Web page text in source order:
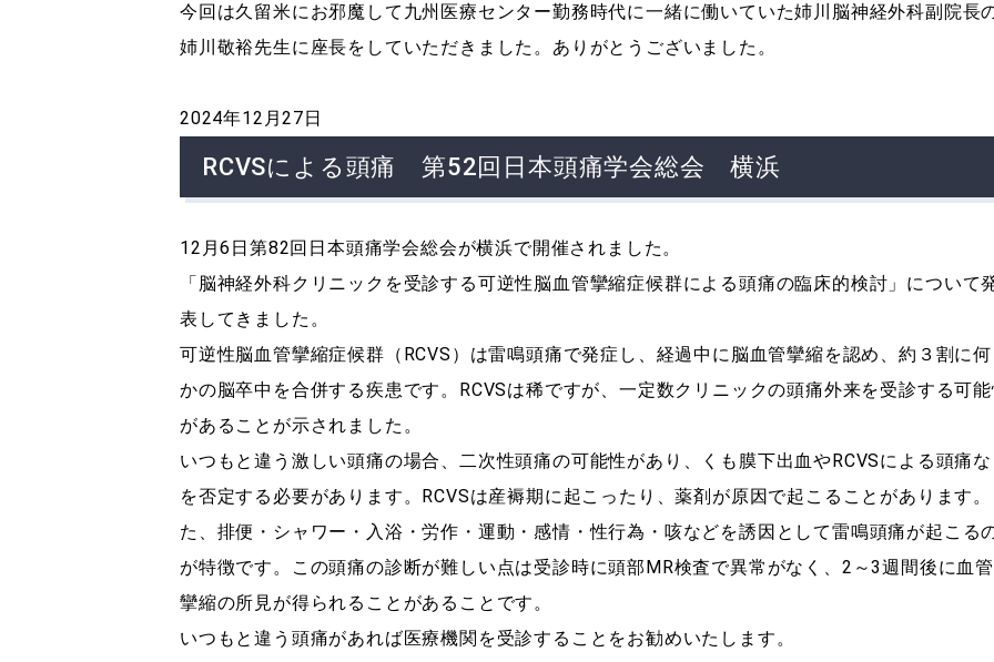
今回は久留米にお邪魔して九州医療センター勤務時代に一緒に働いていた姉川脳神経外科副院長
姉川敬裕先生に座長をしていただきました。ありがとうございました。
2024年12月27日
RCVSによる頭痛 第52回日本頭痛学会総会 横浜
12月6日第82回日本頭痛学会総会が横浜で開催されました。
「脳神経外科クリニックを受診する可逆性脳血管攣縮症候群による頭痛の臨床的検討」について
表してきました。
可逆性脳血管攣縮症候群（RCVS）は雷鳴頭痛で発症し、経過中に脳血管攣縮を認め、約３割に何
かの脳卒中を合併する疾患です。RCVSは稀ですが、一定数クリニックの頭痛外来を受診する可能
があることが示されました。
いつもと違う激しい頭痛の場合、二次性頭痛の可能性があり、くも膜下出血やRCVSによる頭痛
を否定する必要があります。RCVSは産褥期に起こったり、薬剤が原因で起こることがあります。
た、排便・シャワー・入浴・労作・運動・感情・性行為・咳などを誘因として雷鳴頭痛が起こる
が特徴です。この頭痛の診断が難しい点は受診時に頭部MR検査で異常がなく、2～3週間後に血管
攣縮の所見が得られることがあることです。
いつもと違う頭痛があれば医療機関を受診することをお勧めいたします。